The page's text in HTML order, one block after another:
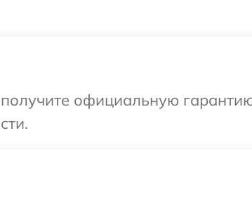
официальную